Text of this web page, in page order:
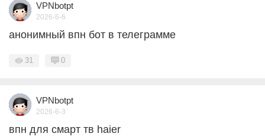
VPNbotpt
2026-6-6
анонимный впн бот в телеграмме
31 0
VPNbotpt
2026-6-3
впн для смарт тв haier